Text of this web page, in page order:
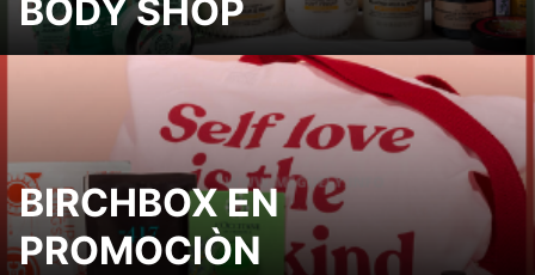
BODY SHOP
BIRCHBOX EN
PROMOCIÒN